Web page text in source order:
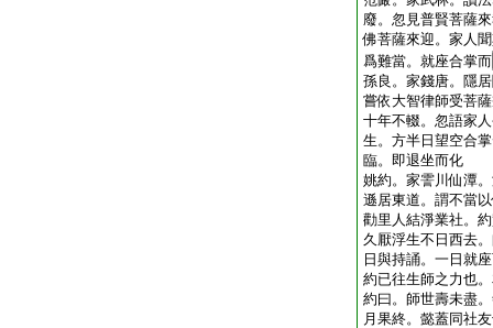
廢。忽見普賢菩薩
佛菩薩來迎。家人
爲難當。就座合掌而
孫良。家錢唐。隱
嘗依大智律師受菩
十年不輟。忽語家
生。方半日望空合
臨。即退坐而化
姚約。家霅川仙潭
遜居東道。謂不當
勸里人結淨業社。
久厭浮生不日西去
日與持誦。一日就
約已往生師之力也
約曰。師世壽未盡
月果終。懿蓋同社